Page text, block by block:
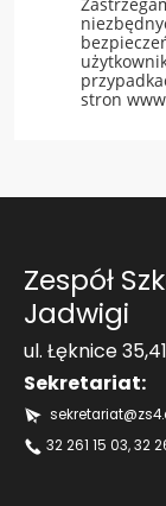
stron
Zespół
Jadwigi
ul. Łęknice
Sekretariat:
32 261 15 03, 32